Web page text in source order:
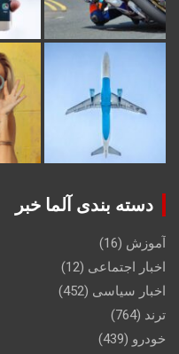
دسته بندی آلما خبر
آموزش (16)
اخبار اجتماعی (12)
اخبار سیاسی (452)
ترند (764)
خودرو (439)